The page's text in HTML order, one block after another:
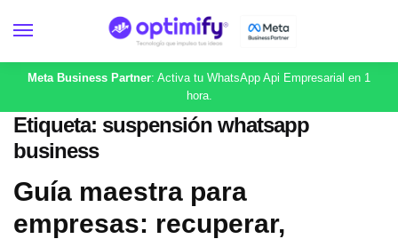
Meta Business Partner: Activa tu WhatsApp Api Empresarial en 1
hora.
Etiqueta: suspensión whatsapp
business
Guía maestra para
empresas: recuperar,